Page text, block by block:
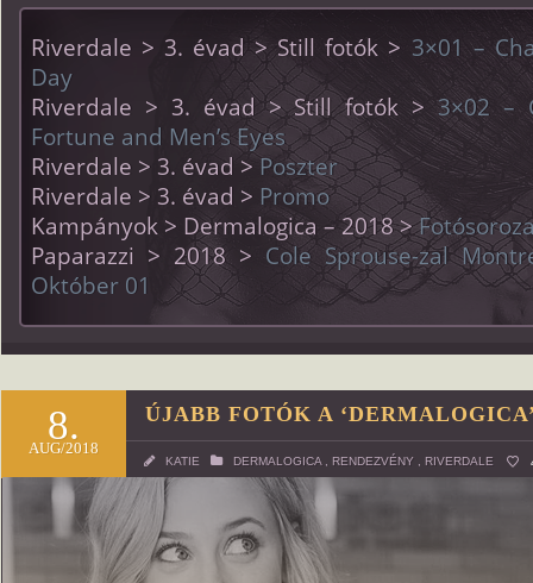
Riverdale > 3. évad > Still fotók > 3×01 –
Day
Riverdale > 3. évad > Still fotók >3×02 –
Fortune and Men’s Eyes
Riverdale > 3. évad > Poszter
Riverdale > 3. évad > Promo
Kampányok > Dermalogica – 2018 >
Paparazzi > 2018 > Cole Sprouse-zal
Október 01
8.
AUG/2018
ÚJABB FOTÓK A
KATIE DERMALOGICA RENDEZVÉNY RIVERDALE